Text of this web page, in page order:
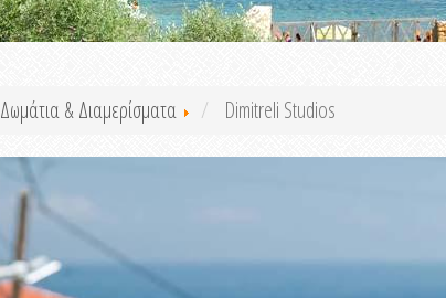
Δωμάτια & Διαμερίσματα Dimitreli Studios